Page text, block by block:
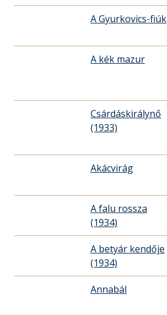
A Gyurkovics-fiúk
A kék mazur
Csárdáskirálynő
(1933)
Akácvirág
A falu rossza
(1934)
A betyár kendője
(1934)
Annabál